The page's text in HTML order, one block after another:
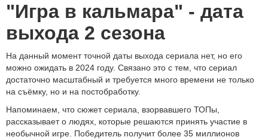
"Игра в кальмара" - дата
выхода 2 сезона
На данный момент точной даты выхода сериала нет, но его
можно ожидать в 2024 году. Связано это с тем, что сериал
достаточно масштабный и требуется много времени не только
на съёмку, но и на постобработку.
Напоминаем, что сюжет сериала, взорвавшего ТОПы,
рассказывает о людях, которые решаются принять участие в
необычной игре. Победитель получит более 35 миллионов